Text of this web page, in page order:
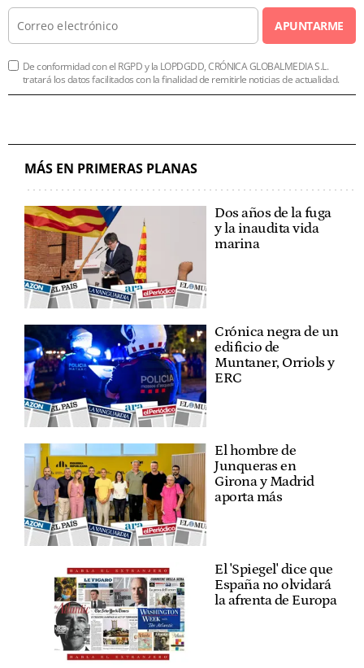
APUNTARME
De conformidad con el RGPD y la LOPDGDD, CRÓNICA GLOBALMEDIA S.L.
tratará los datos facilitados con la finalidad de remitirle noticias de actualidad.
MÁS EN PRIMERAS PLANAS
Dos años de la fuga
y la inaudita vida
marina
Crónica negra de un
edificio de
Muntaner, Orriols y
ERC
El hombre de
Junqueras en
Girona y Madrid
aporta más
El 'Spiegel' dice que
España no olvidará
la afrenta de Europa